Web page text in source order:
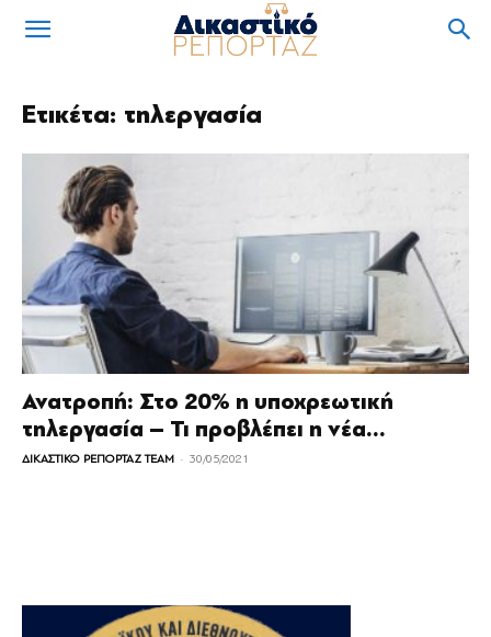
Ετικέτα: τηλεργασία
Ανατροπή: Στο 20% η υποχρεωτική
τηλεργασία – Τι προβλέπει η νέα...
ΔΙΚΑΣΤΙΚΟ ΡΕΠΟΡΤΑΖ TEAM - 30/05/2021